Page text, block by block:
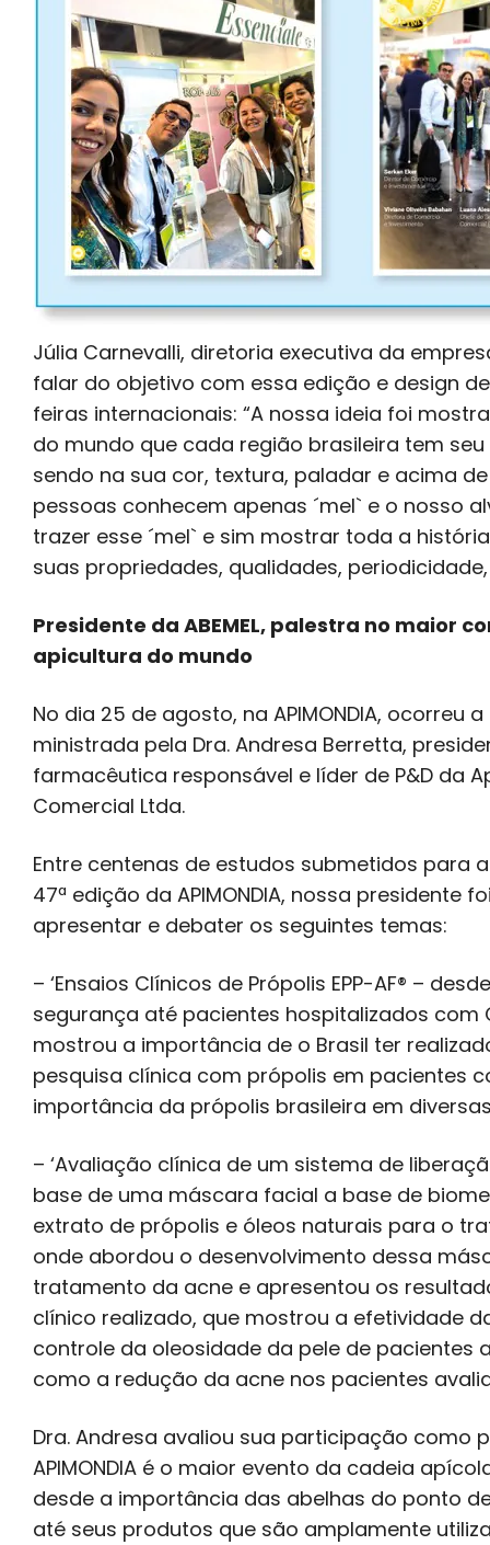
Júlia Carnevalli, diretoria executiva da
falar do objetivo com essa edição e design
feiras internacionais: “A nossa ideia foi
do mundo que cada região brasileira tem
sendo na sua cor, textura, paladar e acima
pessoas conhecem apenas ´mel` e o nosso
trazer esse ´mel` e sim mostrar toda a
suas propriedades, qualidades,
Presidente da ABEMEL, palestra no maior
apicultura do mundo
No dia 25 de agosto, na APIMONDIA, ocorreu
ministrada pela Dra. Andresa Berretta,
farmacêutica responsável e líder de P&D da
Comercial Ltda.
Entre centenas de estudos submetidos para
47ª edição da APIMONDIA, nossa presidente
apresentar e debater os seguintes temas:
– ‘Ensaios Clínicos de Própolis EPP-AF® –
segurança até pacientes hospitalizados com
mostrou a importância de o Brasil ter
pesquisa clínica com própolis em pacientes
importância da própolis brasileira em
– ‘Avaliação clínica de um sistema de
base de uma máscara facial a base de
extrato de própolis e óleos naturais para o
onde abordou o desenvolvimento dessa
tratamento da acne e apresentou os
clínico realizado, que mostrou a efetividade
controle da oleosidade da pele de pacientes
como a redução da acne nos pacientes
Dra. Andresa avaliou sua participação como
APIMONDIA é o maior evento da cadeia
desde a importância das abelhas do ponto
até seus produtos que são amplamente